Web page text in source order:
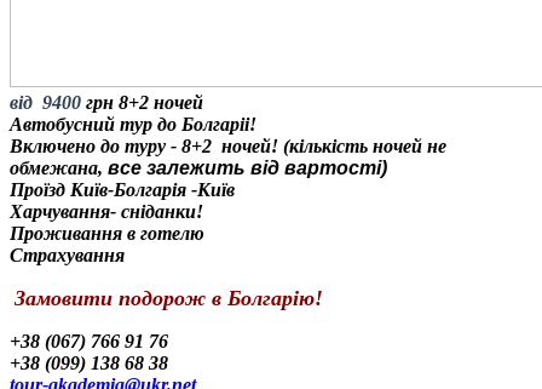
від 9400 грн 8+2 ночей
Автобусний тур до Болгаріі!
Включено до туру - 8+2 ночей! (кількість ночей не
обмежана, все залежить від вартості)
Проїзд Київ-Болгарія -Київ
Харчування- сніданки!
Проживання в готелю
Страхування
Замовити подорож в Болгарію!
+38 (067) 766 91 76
+38 (099) 138 68 38
tour-akademia@ukr.net